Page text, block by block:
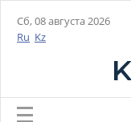
Сб, 08 августа 2026
Ru Kz